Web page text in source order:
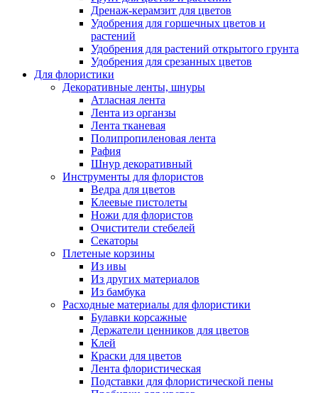
Дренаж-керамзит для цветов
Удобрения для горшечных цветов и
растений
Удобрения для растений открытого грунта
Удобрения для срезанных цветов
Для флористики
Декоративные ленты, шнуры
Атласная лента
Лента из органзы
Лента тканевая
Полипропиленовая лента
Рафия
Шнур декоративный
Инструменты для флористов
Ведра для цветов
Клеевые пистолеты
Ножи для флористов
Очистители стебелей
Секаторы
Плетеные корзины
Из ивы
Из других материалов
Из бамбука
Расходные материалы для флористики
Булавки корсажные
Держатели ценников для цветов
Клей
Краски для цветов
Лента флористическая
Подставки для флористической пены